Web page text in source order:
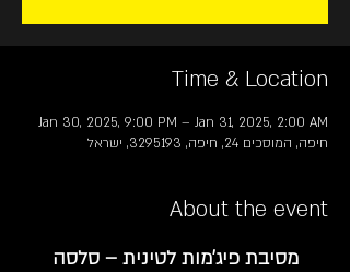
Time & Location
Jan 30, 2025, 9:00 PM – Jan 31, 2025, 2:00 AM
חיפה, המוסכים 24, חיפה, 3295193, ישראל
About the event
מסיבת פיג'מות לטינית – סלסה